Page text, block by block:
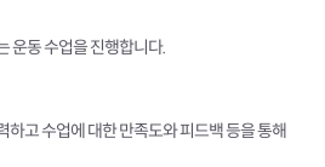
운동 수업을 진행합니다.
하고 수업에 대한 만족도와 피드백 등을 통해